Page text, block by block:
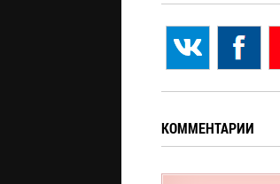
КОММЕНТАРИИ